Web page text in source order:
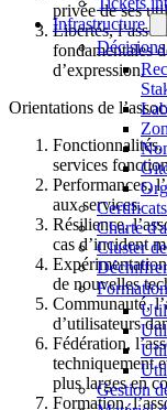
Infrastructure
Charte
Cluster
Gestion
privée de ses
Libertés,
fondamentales
d’expression.
Orientations de
Fonctionnalités,
services
Performances,
aux services.
Résilience,
cas d’incident
de nouvelles
Communauté,
d’utilisateurs
Fédération,
techniquement
plus larges en
Formation,